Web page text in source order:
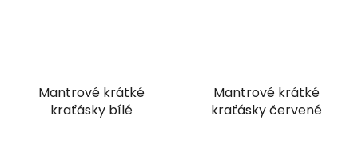
Mantrové krátké
kraťásky bílé
Mantrové krátké
kraťásky červené